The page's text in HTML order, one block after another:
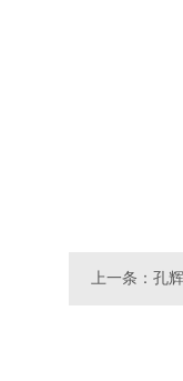
上一条：孔